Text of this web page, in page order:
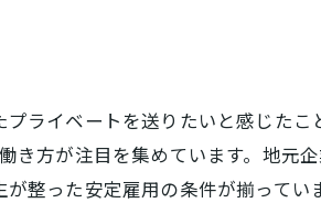
ライベートを送りたいと感じた
き方が注目を集めています。地元
が整った安定雇用の条件が揃って